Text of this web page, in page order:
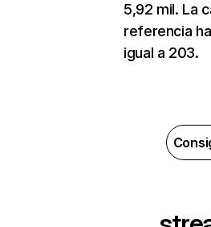
5,92 mil. La
referencia
igual a 203.